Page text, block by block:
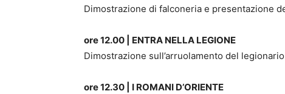
Dimostrazione di falconeria e presentazione
ore 12.00 | ENTRA NELLA LEGIONE
Dimostrazione sull’arruolamento del
ore 12.30 | I ROMANI D’ORIENTE